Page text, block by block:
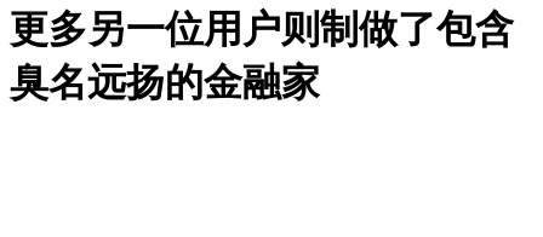
更多另一位用户则制做了包含
臭名远扬的金融家